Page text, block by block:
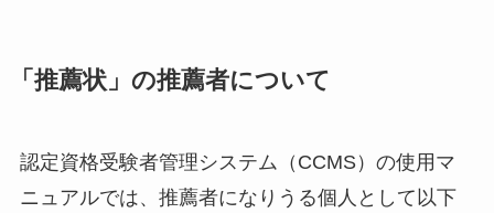
「推薦状」の推薦者について
認定資格受験者管理システム（CCMS）の使用マ
ニュアルでは、推薦者になりうる個人として以下